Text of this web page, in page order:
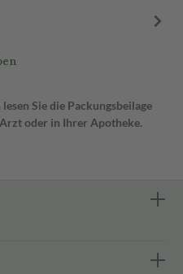
Sie die Packungsbeilage
oder in Ihrer Apotheke.